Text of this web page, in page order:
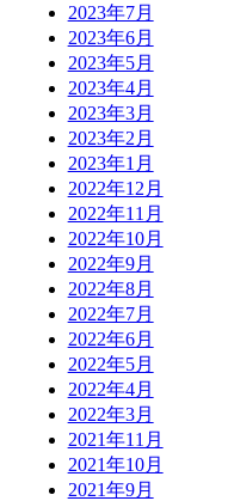
2023年7月
2023年6月
2023年5月
2023年4月
2023年3月
2023年2月
2023年1月
2022年12月
2022年11月
2022年10月
2022年9月
2022年8月
2022年7月
2022年6月
2022年5月
2022年4月
2022年3月
2021年11月
2021年10月
2021年9月